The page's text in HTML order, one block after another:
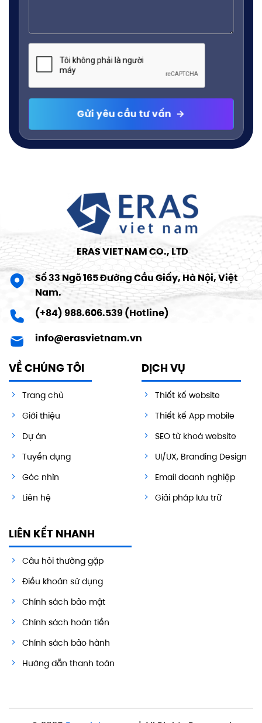
ERAS VIET NAM CO., LTD
Số 33 Ngõ 165 Đường Cầu Giấy, Hà Nội, Việt
Nam.
(+84) 988.606.539 (Hotline)
info@erasvietnam.vn
VỀ CHÚNG TÔI
Trang chủ
Giới thiệu
Dự án
Tuyển dụng
Góc nhìn
Liên hệ
DỊCH VỤ
Thiết kế website
Thiết kế App mobile
SEO từ khoá website
UI/UX, Branding Design
Email doanh nghiệp
Giải pháp lưu trữ
LIÊN KẾT NHANH
Câu hỏi thường gặp
Điều khoản sử dụng
Chính sách bảo mật
Chính sách hoàn tiền
Chính sách bảo hành
Hướng dẫn thanh toán